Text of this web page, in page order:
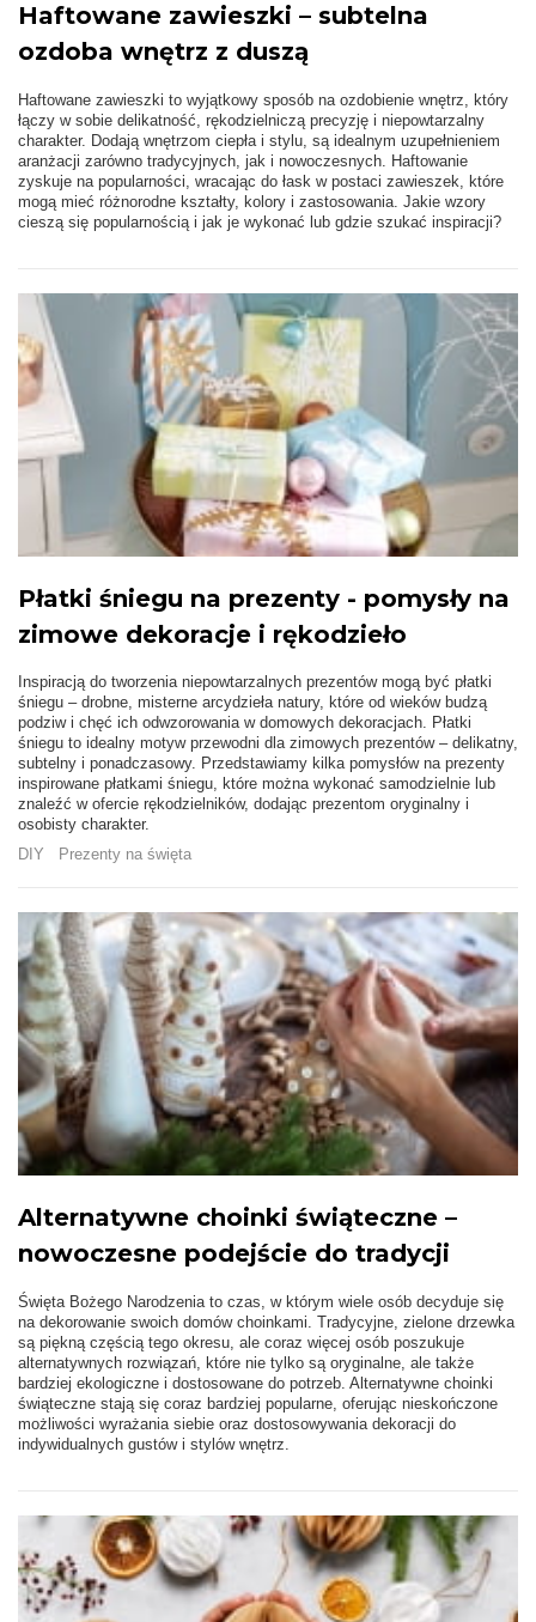
Haftowane zawieszki – subtelna
ozdoba wnętrz z duszą
Haftowane zawieszki to wyjątkowy sposób na ozdobienie wnętrz, który
łączy w sobie delikatność, rękodzielniczą precyzję i niepowtarzalny
charakter. Dodają wnętrzom ciepła i stylu, są idealnym uzupełnieniem
aranżacji zarówno tradycyjnych, jak i nowoczesnych. Haftowanie
zyskuje na popularności, wracając do łask w postaci zawieszek, które
mogą mieć różnorodne kształty, kolory i zastosowania. Jakie wzory
cieszą się popularnością i jak je wykonać lub gdzie szukać inspiracji?
Płatki śniegu na prezenty - pomysły na
zimowe dekoracje i rękodzieło
Inspiracją do tworzenia niepowtarzalnych prezentów mogą być płatki
śniegu – drobne, misterne arcydzieła natury, które od wieków budzą
podziw i chęć ich odwzorowania w domowych dekoracjach. Płatki
śniegu to idealny motyw przewodni dla zimowych prezentów – delikatny,
subtelny i ponadczasowy. Przedstawiamy kilka pomysłów na prezenty
inspirowane płatkami śniegu, które można wykonać samodzielnie lub
znaleźć w ofercie rękodzielników, dodając prezentom oryginalny i
osobisty charakter.
DIY
Prezenty na święta
Alternatywne choinki świąteczne –
nowoczesne podejście do tradycji
Święta Bożego Narodzenia to czas, w którym wiele osób decyduje się
na dekorowanie swoich domów choinkami. Tradycyjne, zielone drzewka
są piękną częścią tego okresu, ale coraz więcej osób poszukuje
alternatywnych rozwiązań, które nie tylko są oryginalne, ale także
bardziej ekologiczne i dostosowane do potrzeb. Alternatywne choinki
świąteczne stają się coraz bardziej popularne, oferując nieskończone
możliwości wyrażania siebie oraz dostosowywania dekoracji do
indywidualnych gustów i stylów wnętrz.